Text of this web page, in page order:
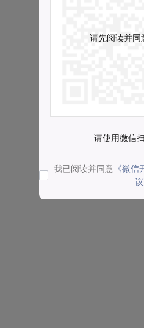
请先阅读并同
请使用微信
我已阅读并同意 《微
议